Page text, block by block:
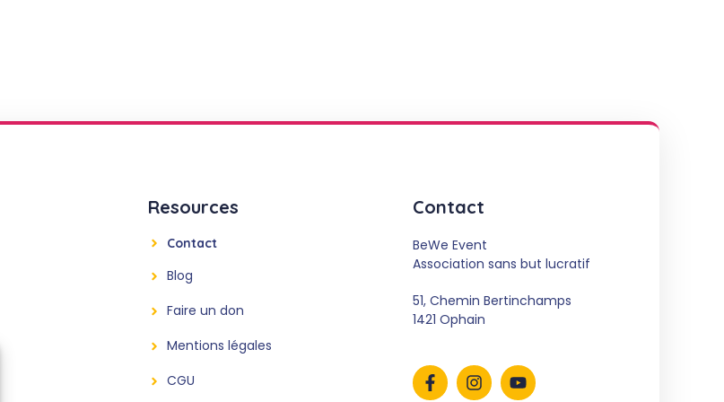
Resources
Contact
Blog
Faire un don
Mentions légales
CGU
Contact
BeWe Event
Association sans but lucratif
51, Chemin Bertinchamps
1421 Ophain